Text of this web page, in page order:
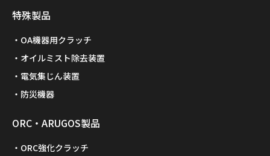
特殊製品
OA機器用クラッチ
オイルミスト除去装置
電気集じん装置
防災機器
ORC・ARUGOS製品
ORC強化クラッチ